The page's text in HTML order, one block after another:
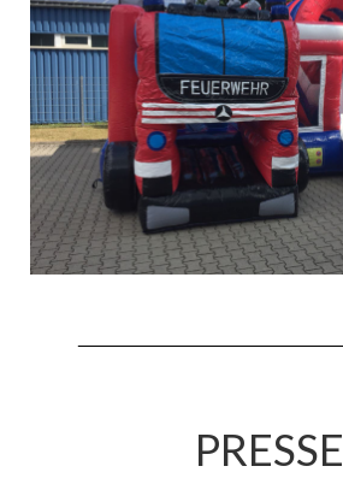
Jahresrückblick 2021
Jahresrückblick 2022
Jahresrückblick 2023
Jahresrückblick 2024
Tag der offenen Tür 2015
PRESSE